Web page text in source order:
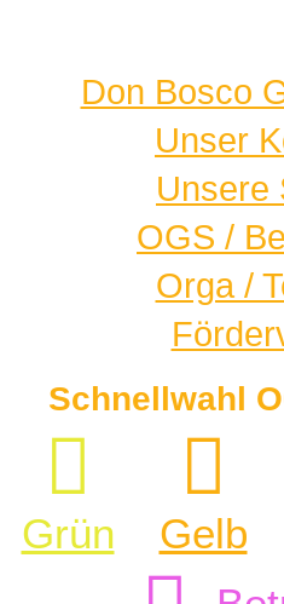
Don Bosco
Unser
Unsere
OGS /
Orga /
Schnellwahl
Grün Gelb